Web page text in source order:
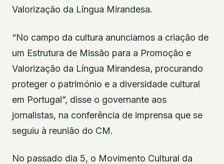
Valorização da Língua Mirandesa.
“No campo da cultura anunciamos a criação de
um Estrutura de Missão para a Promoção e
Valorização da Língua Mirandesa, procurando
proteger o património e a diversidade cultural
em Portugal”, disse o governante aos
jornalistas, na conferência de imprensa que se
seguiu à reunião do CM.
No passado dia 5, o Movimento Cultural da